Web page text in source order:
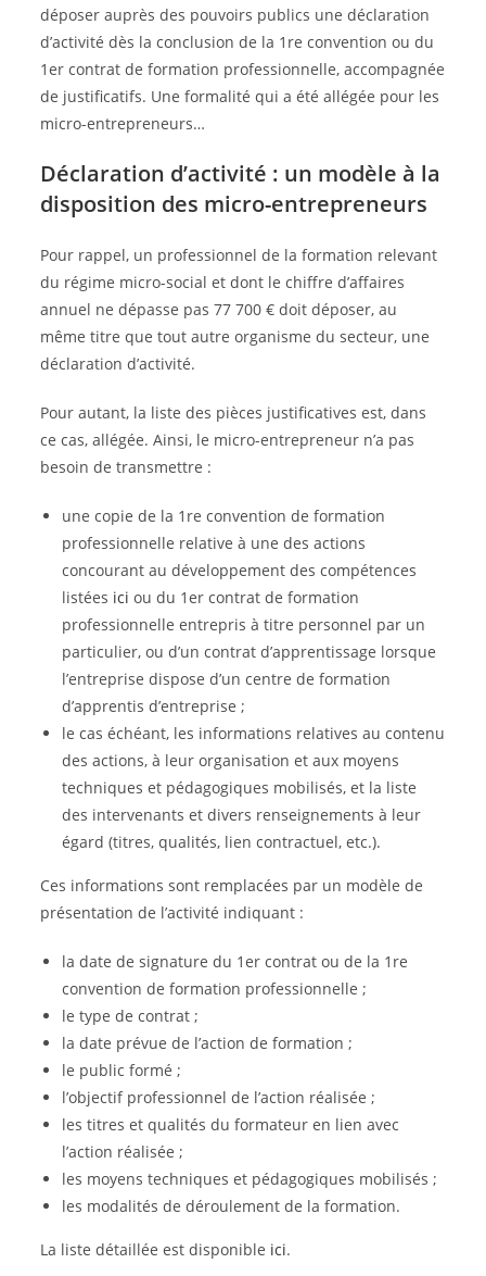
déposer auprès des pouvoirs publics une déclaration
d’activité dès la conclusion de la 1re convention ou du
1er contrat de formation professionnelle, accompagnée
de justificatifs. Une formalité qui a été allégée pour les
micro-entrepreneurs…
Déclaration d’activité : un modèle à la
disposition des micro-entrepreneurs
Pour rappel, un professionnel de la formation relevant
du régime micro-social et dont le chiffre d’affaires
annuel ne dépasse pas 77 700 € doit déposer, au
même titre que tout autre organisme du secteur, une
déclaration d’activité.
Pour autant, la liste des pièces justificatives est, dans
ce cas, allégée. Ainsi, le micro-entrepreneur n’a pas
besoin de transmettre :
une copie de la 1re convention de formation
professionnelle relative à une des actions
concourant au développement des compétences
listées ici ou du 1er contrat de formation
professionnelle entrepris à titre personnel par un
particulier, ou d’un contrat d’apprentissage lorsque
l’entreprise dispose d’un centre de formation
d’apprentis d’entreprise ;
le cas échéant, les informations relatives au contenu
des actions, à leur organisation et aux moyens
techniques et pédagogiques mobilisés, et la liste
des intervenants et divers renseignements à leur
égard (titres, qualités, lien contractuel, etc.).
Ces informations sont remplacées par un modèle de
présentation de l’activité indiquant :
la date de signature du 1er contrat ou de la 1re
convention de formation professionnelle ;
le type de contrat ;
la date prévue de l’action de formation ;
le public formé ;
l’objectif professionnel de l’action réalisée ;
les titres et qualités du formateur en lien avec
l’action réalisée ;
les moyens techniques et pédagogiques mobilisés ;
les modalités de déroulement de la formation.
La liste détaillée est disponible ici.